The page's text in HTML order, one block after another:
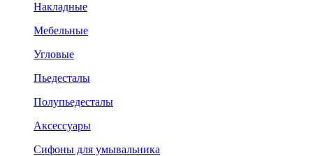
Накладные
Мебельные
Угловые
Пьедесталы
Полупьедесталы
Аксессуары
Сифоны для умывальника